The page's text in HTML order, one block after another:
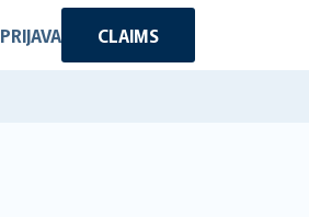
PRIJAVA
CLAIMS